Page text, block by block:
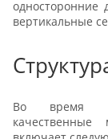
односторонние
вертикальные
Во время
качественные